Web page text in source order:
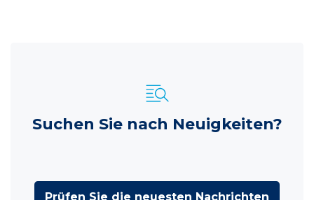
Suchen Sie nach Neuigkeiten?
Prüfen Sie die neuesten Nachrichten